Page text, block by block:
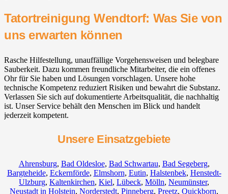
Tatortreinigung Wendtorf: Was Sie von
uns erwarten können
Rasche Hilfestellung, unauffällige Vorgehensweisen und belegbare
Sauberkeit. Dazu kommen freundliche Mitarbeiter, die ein offenes
Ohr für Sie haben und Lösungen vorschlagen. Unsere hohe
technische Kompetenz reduziert Risiken und bewahrt die Substanz.
Verlassen Sie sich auf dokumentierte Arbeitsqualität, die nachhaltig
ist. Unser Service behält den Menschen im Blick und handelt
jederzeit kompetent.
Unsere Einsatzgebiete
Ahrensburg, Bad Oldesloe, Bad Schwartau, Bad Segeberg,
Bargteheide, Eckernförde, Elmshorn, Eutin, Halstenbek, Henstedt-
Ulzburg, Kaltenkirchen, Kiel, Lübeck, Mölln, Neumünster,
Neustadt in Holstein, Norderstedt, Pinneberg, Preetz, Quickborn,